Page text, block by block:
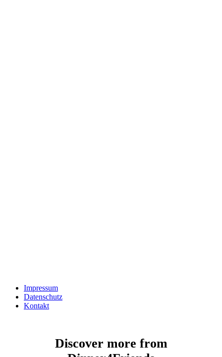
Impressum
Datenschutz
Kontakt
Discover more from